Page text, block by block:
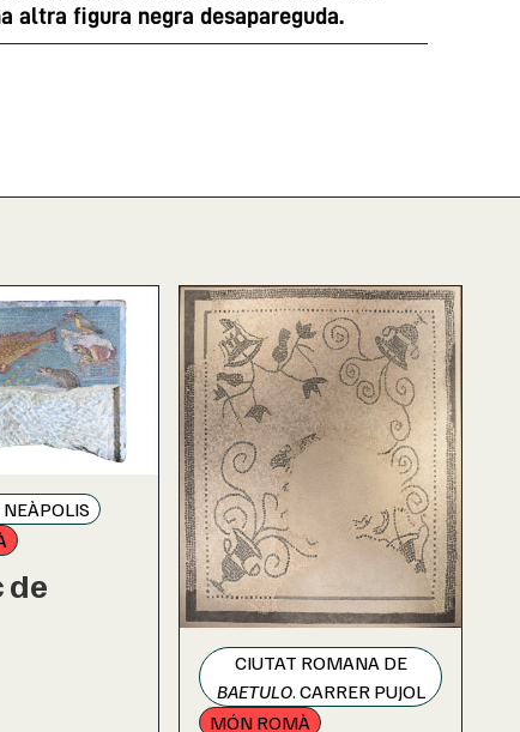
altra figura negra desapareguda.
de
CIUTAT ROMANA DE
BAETULO. CARRER PUJOL
MÓN ROMÀ